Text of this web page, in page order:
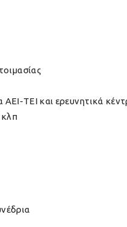
ΤΕΙ και ερευνητικά